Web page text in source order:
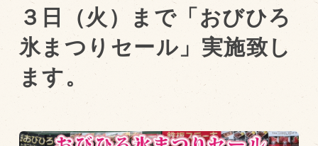
３日（火）まで「おびひろ
氷まつりセール」実施致し
ます。
個人情報保護方針
トピックス（新着順）
お知らせ
お客様の声
オリジナル投稿レシピ